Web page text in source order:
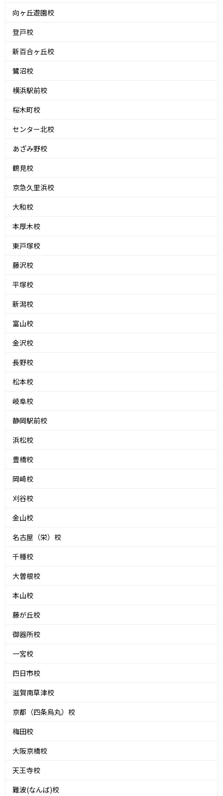
向ヶ丘遊園校
登戸校
新百合ヶ丘校
鷺沼校
横浜駅前校
桜木町校
センター北校
あざみ野校
鶴見校
京急久里浜校
大和校
本厚木校
東戸塚校
藤沢校
平塚校
新潟校
富山校
金沢校
長野校
松本校
岐阜校
静岡駅前校
浜松校
豊橋校
岡崎校
刈谷校
金山校
名古屋（栄）校
千種校
大曽根校
本山校
藤が丘校
御器所校
一宮校
四日市校
滋賀南草津校
京都（四条烏丸）校
梅田校
大阪京橋校
天王寺校
難波(なんば)校